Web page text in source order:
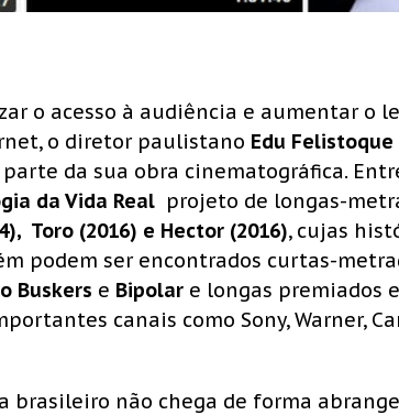
o acesso à audiência e aumentar o
o diretor paulistano Edu Felistoque
da sua obra cinematográfica.
da Vida Real  projeto de longas-
Toro (2016) e Hector (2016), cujas
podem ser encontrados curtas-
Buskers e Bipolar e longas premiados
canais como Sony, Warner,
brasileiro não chega de forma